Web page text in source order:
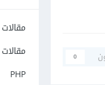
0
PHP